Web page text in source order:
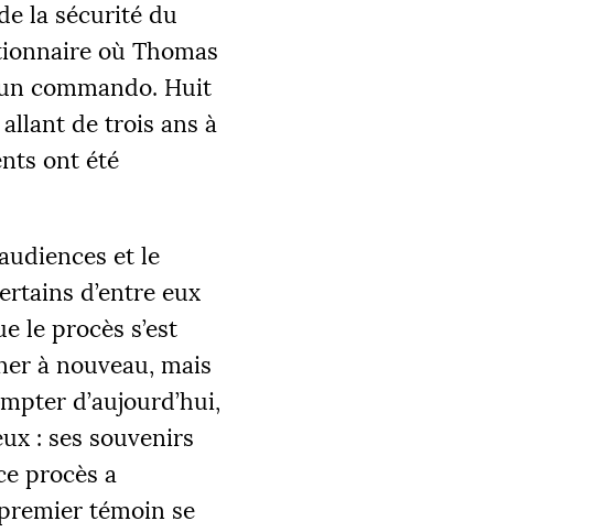
la sécurité du
où Thomas
commando. Huit
de trois ans à
ont été
et le
d’entre eux
le procès s’est
à nouveau, mais
d’aujourd’hui,
: ses souvenirs
procès a
témoin se
OBJECTIF
20 000 €
PALIER 3
UN DON